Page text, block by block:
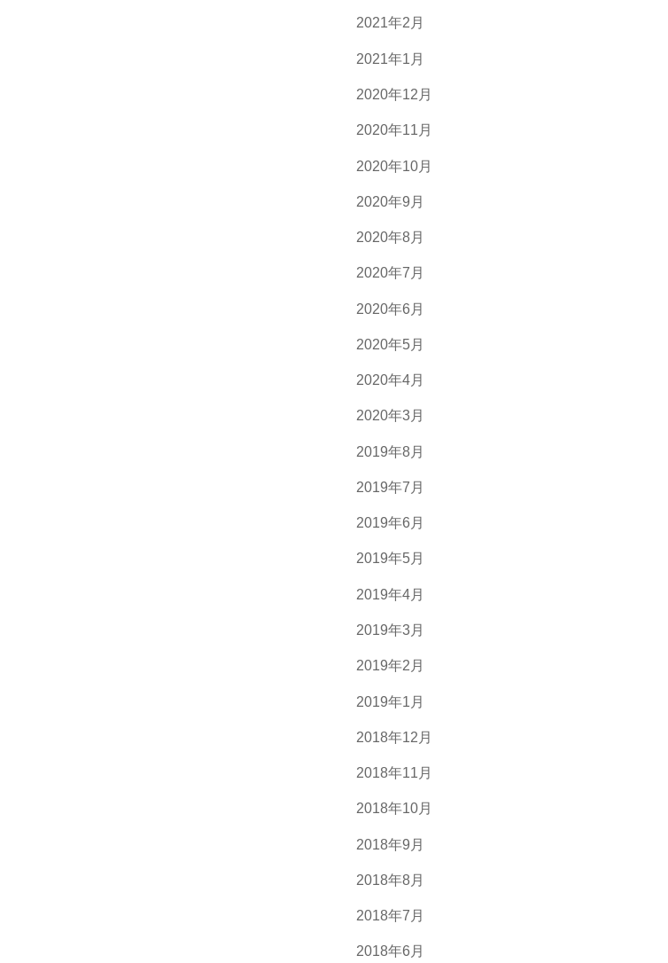
2021年2月
2021年1月
2020年12月
2020年11月
2020年10月
2020年9月
2020年8月
2020年7月
2020年6月
2020年5月
2020年4月
2020年3月
2019年8月
2019年7月
2019年6月
2019年5月
2019年4月
2019年3月
2019年2月
2019年1月
2018年12月
2018年11月
2018年10月
2018年9月
2018年8月
2018年7月
2018年6月